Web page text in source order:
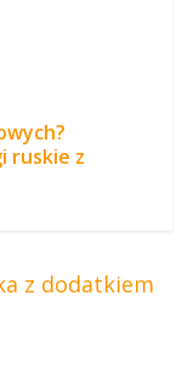
ruskie z
z dodatkiem